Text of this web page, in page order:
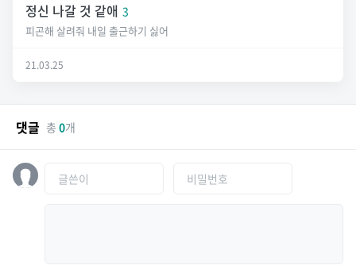
정신 나갈 것 같애 3
피곤해 살려줘 내일 출근하기 싫어
21.03.25
댓글 총 0개